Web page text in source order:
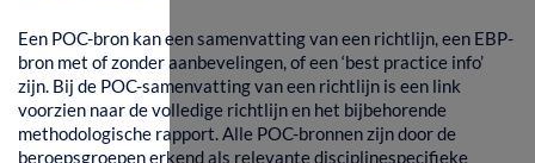
Een POC-bron kan een samenvatting van een richtlijn, een EBP-
bron met of zonder aanbevelingen, of een ‘best practice info’
zijn. Bij de POC-samenvatting van een richtlijn is een link
voorzien naar de volledige richtlijn en het bijbehorende
methodologische rapport. Alle POC-bronnen zijn door de
beroepsgroepen erkend als relevante disciplinespecifieke